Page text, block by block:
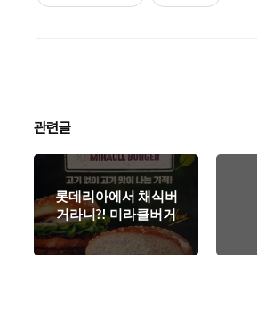
관련글
롯데리아에서 채식버
거라니?! 미라클버거